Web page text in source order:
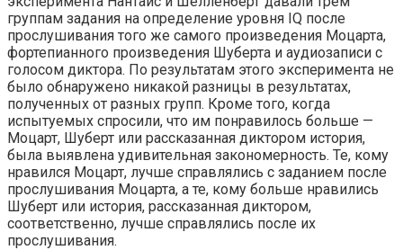
группам задания на определение уровня IQ после
прослушивания того же самого произведения Моцарта,
фортепианного произведения Шуберта и аудиозаписи с
голосом диктора. По результатам этого эксперимента не
было обнаружено никакой разницы в результатах,
полученных от разных групп. Кроме того, когда
испытуемых спросили, что им понравилось больше —
Моцарт, Шуберт или рассказанная диктором история,
была выявлена удивительная закономерность. Те, кому
нравился Моцарт, лучше справлялись с заданием после
прослушивания Моцарта, а те, кому больше нравились
Шуберт или история, рассказанная диктором,
соответственно, лучше справлялись после их
прослушивания.